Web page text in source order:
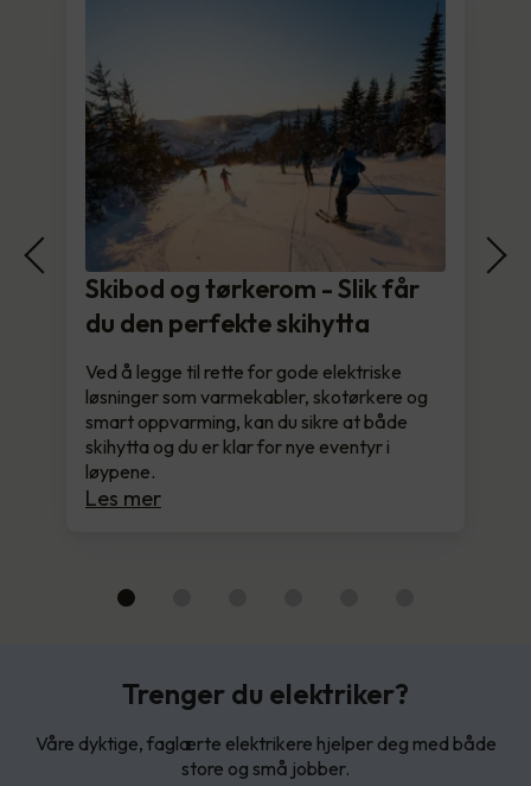
Skibod og tørkerom - Slik får
du den perfekte skihytta
Ved å legge til rette for gode elektriske
løsninger som varmekabler, skotørkere og
smart oppvarming, kan du sikre at både
skihytta og du er klar for nye eventyr i
løypene.
Les mer
Trenger du elektriker?
Våre dyktige, faglærte elektrikere hjelper deg med både
store og små jobber.